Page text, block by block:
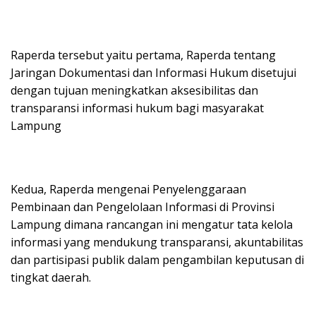
Raperda tersebut yaitu pertama, Raperda tentang
Jaringan Dokumentasi dan Informasi Hukum disetujui
dengan tujuan meningkatkan aksesibilitas dan
transparansi informasi hukum bagi masyarakat
Lampung
Kedua, Raperda mengenai Penyelenggaraan
Pembinaan dan Pengelolaan Informasi di Provinsi
Lampung dimana rancangan ini mengatur tata kelola
informasi yang mendukung transparansi, akuntabilitas
dan partisipasi publik dalam pengambilan keputusan di
tingkat daerah.